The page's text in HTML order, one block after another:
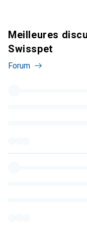
Meilleures
Swisspet
Forum